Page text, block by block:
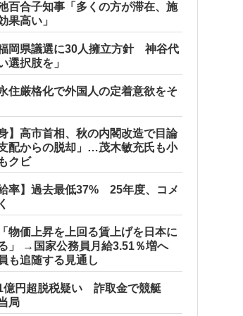
百合子知事「多くの方が滞在、施
果高い」
岡県議選に30人擁立方針 神谷代
選択肢を」
住厳格化で外国人の定着意欲をそ
】高市首相、秋の内閣改造で目論
配からの脱却」…茂木敏充氏も小
クビ
給率】過去最低37% 25年度、コメ
物価上昇を上回る賃上げを日本に
」 →国家公務員月給3.51％増へ
も追随する見通し
億円超脱税疑い 詐取金で競艇
局